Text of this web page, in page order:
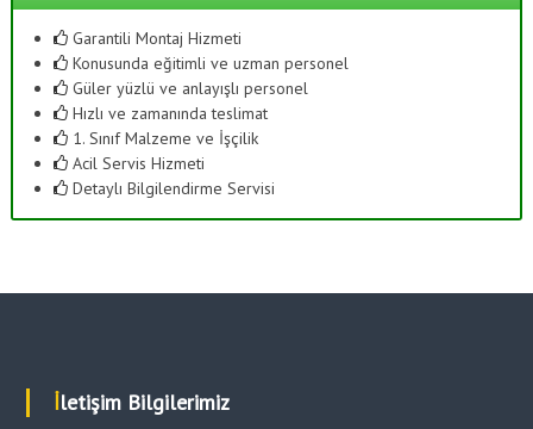
Garantili Montaj Hizmeti
Konusunda eğitimli ve uzman personel
Güler yüzlü ve anlayışlı personel
Hızlı ve zamanında teslimat
1. Sınıf Malzeme ve İşçilik
Acil Servis Hizmeti
Detaylı Bilgilendirme Servisi
İletişim Bilgilerimiz